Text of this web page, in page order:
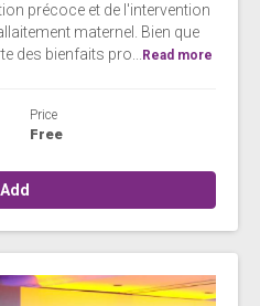
précoce et de l'intervention
maternel. Bien que
des bienfaits pro... Read more
Price
Free
Add